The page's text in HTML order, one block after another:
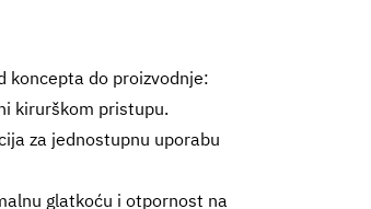
koncepta do proizvodnje:
kirurškom pristupu.
za jednostupnu uporabu
glatkoću i otpornost na